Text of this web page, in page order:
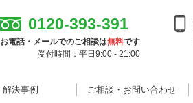
0120-393-391
お電話・メールでのご相談は無料です
受付時間：平日9:00 - 21:00
解決事例 ご相談・お問い合わせ